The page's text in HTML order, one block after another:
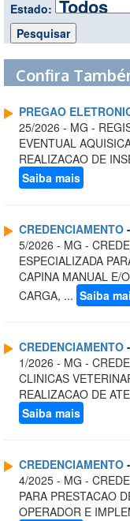
Estado:
Confira
PREGAO
25/2026 - MG -
EVENTUAL
REALIZACAO DE
Saiba mais
CREDENCIAMENTO
5/2026 - MG -
ESPECIALIZADA
CAPINA MANUAL E/
CARGA, ... Saiba
CREDENCIAMENTO
1/2026 - MG -
CLINICAS
REALIZACAO DE
Saiba mais
CREDENCIAMENTO
4/2025 - MG -
PARA PRESTACAO
OPERADOR E